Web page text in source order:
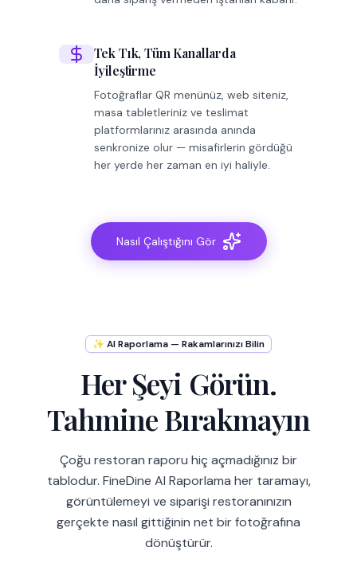
Tek Tık, Tüm Kanallarda
İyileştirme
Fotoğraflar QR menünüz, web siteniz,
masa tabletleriniz ve teslimat
platformlarınız arasında anında
senkronize olur — misafirlerin gördüğü
her yerde her zaman en iyi haliyle.
Nasıl Çalıştığını Gör
✨ AI Raporlama — Rakamlarınızı Bilin
Her Şeyi Görün.
Tahmine Bırakmayın
Çoğu restoran raporu hiç açmadığınız bir
tablodur. FineDine AI Raporlama her taramayı,
görüntülemeyi ve siparişi restoranınızın
gerçekte nasıl gittiğinin net bir fotoğrafına
dönüştürür.